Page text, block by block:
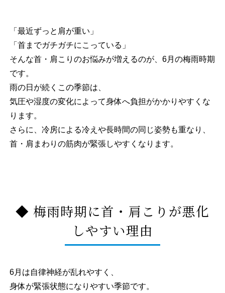
「最近ずっと肩が重い」
「首までガチガチにこっている」
そんな首・肩こりのお悩みが増えるのが、6月の梅雨時期
です。
雨の日が続くこの季節は、
気圧や湿度の変化によって身体へ負担がかかりやすくな
ります。
さらに、冷房による冷えや長時間の同じ姿勢も重なり、
首・肩まわりの筋肉が緊張しやすくなります。
◆ 梅雨時期に首・肩こりが悪化
しやすい理由
6月は自律神経が乱れやすく、
身体が緊張状態になりやすい季節です。